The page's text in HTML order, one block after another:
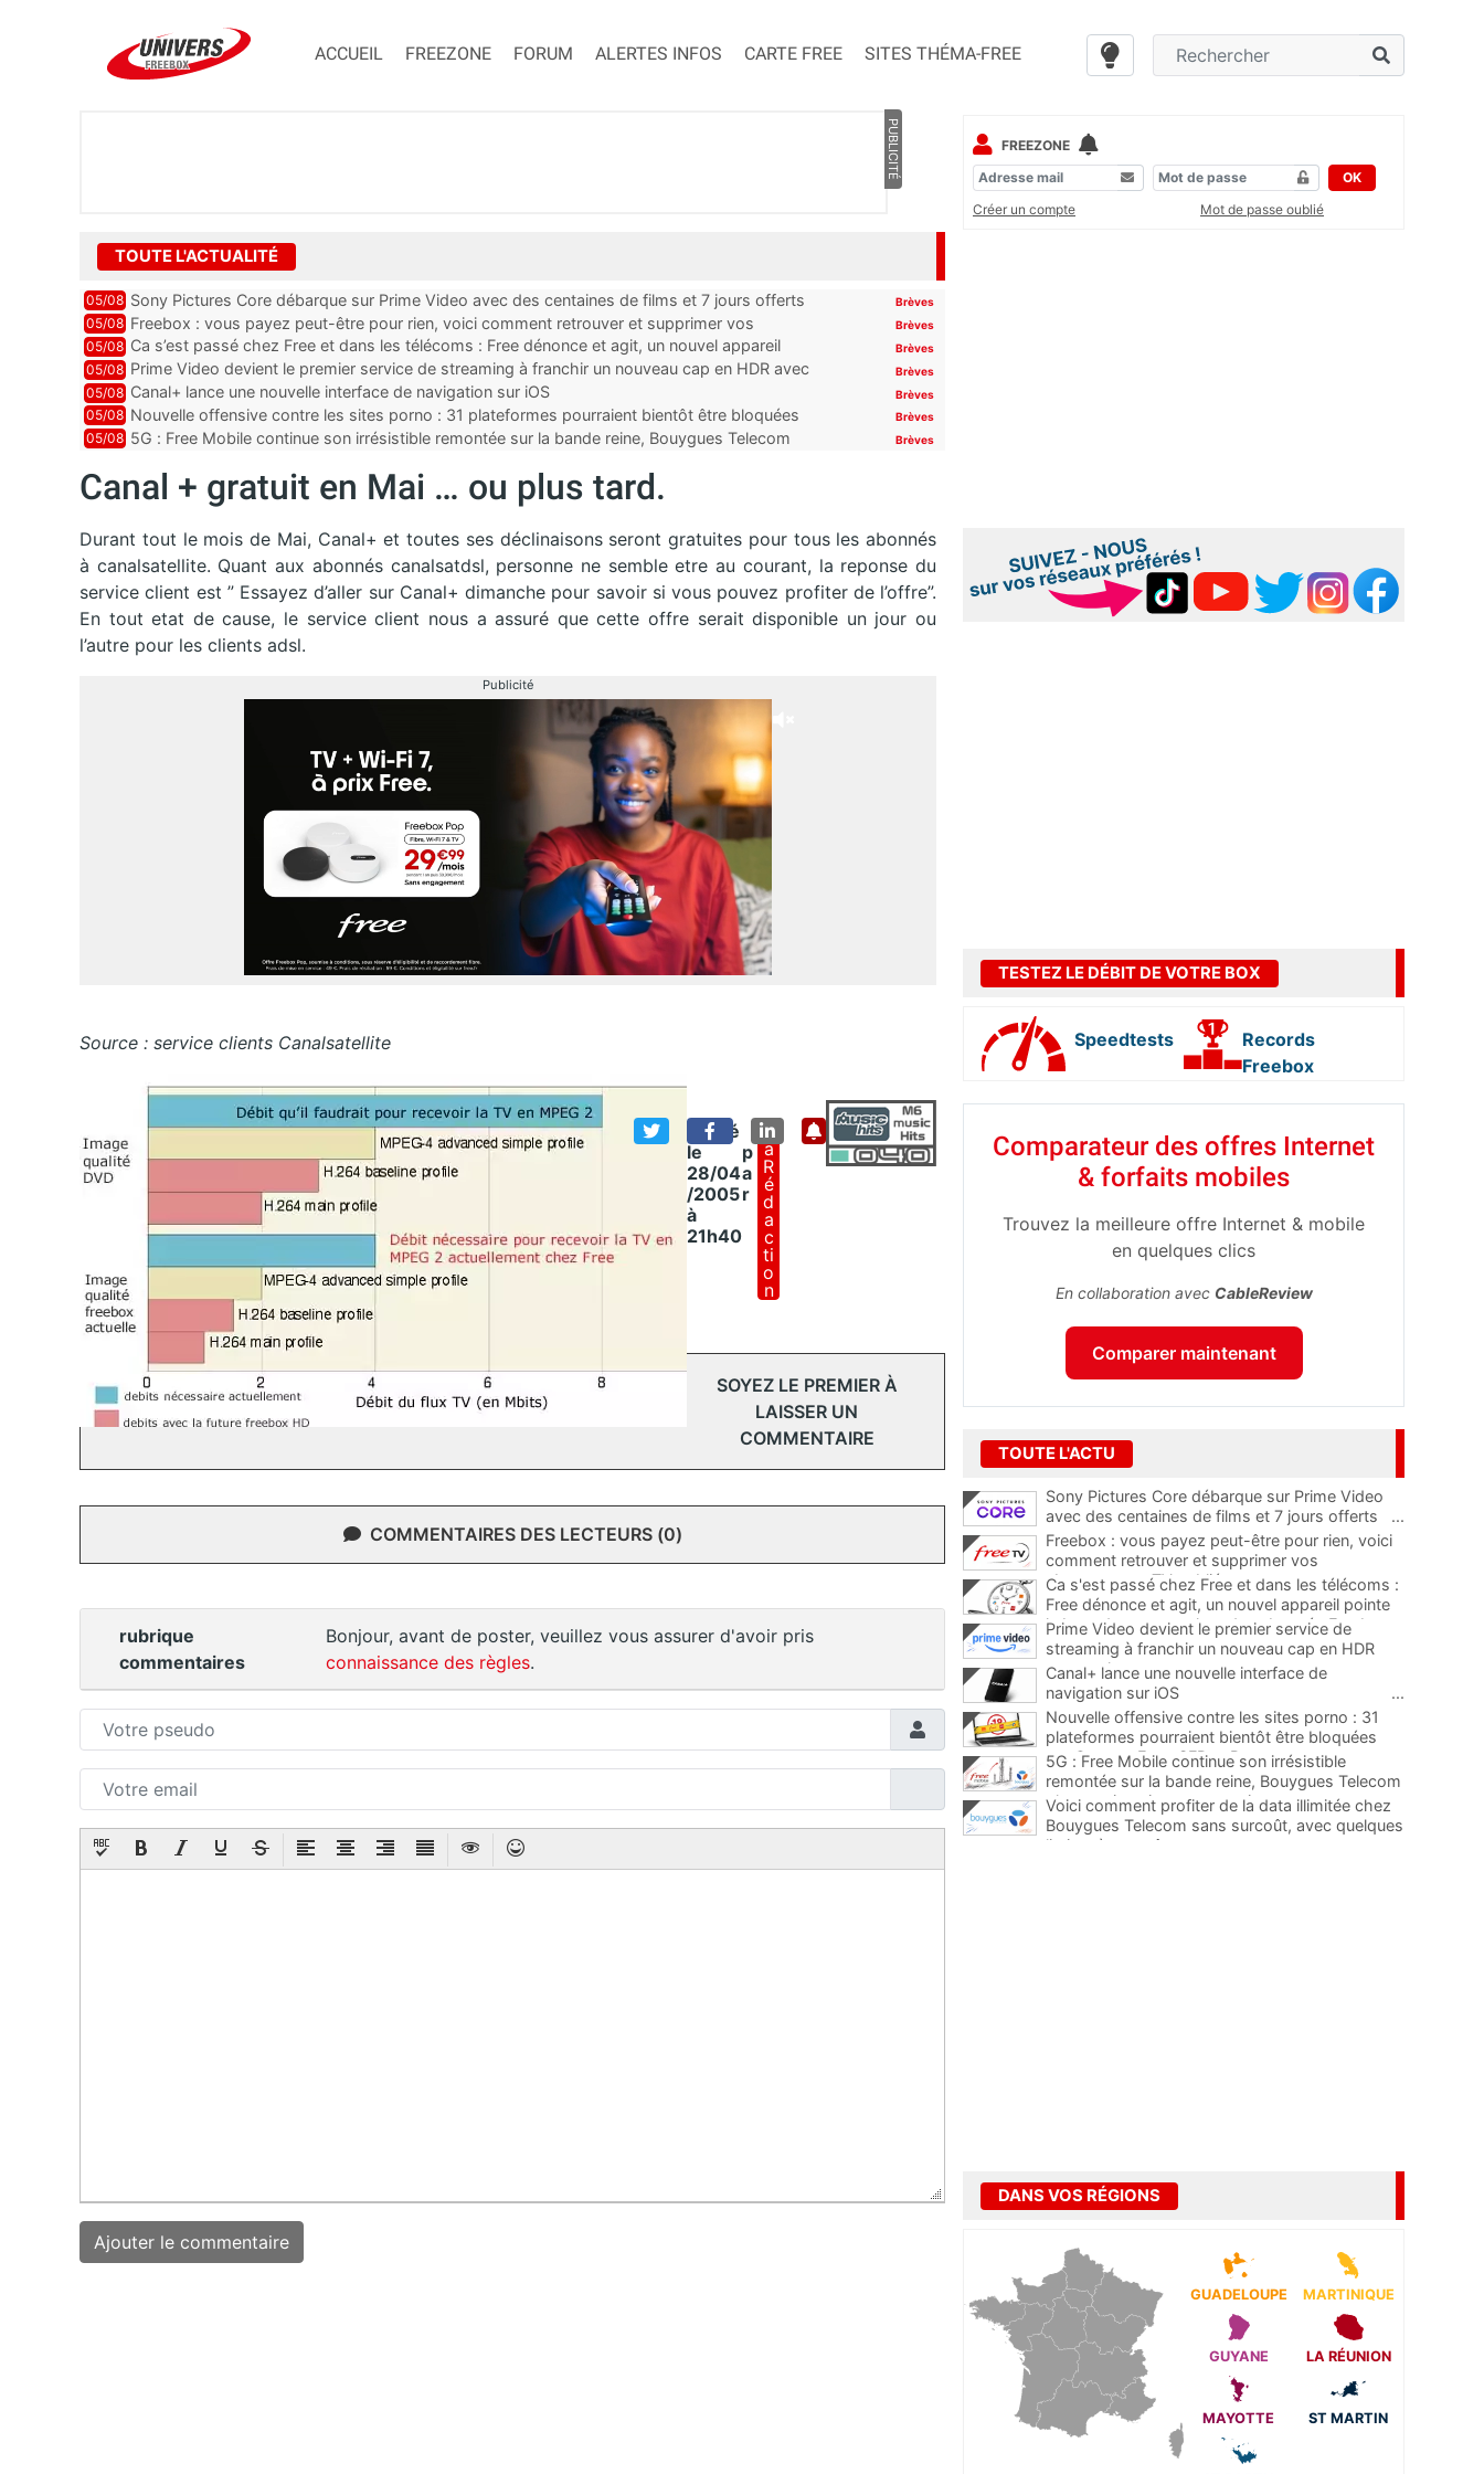
ACCUEIL FREEZONE FORUM ALERTES INFOS CARTE FREE SITES THÉMA-FREE
PUBLICITÉ
TOUTE L'ACTUALITÉ
05/08 Sony Pictures Core débarque sur Prime Video avec des centaines de films et 7 jours offerts Brèves
05/08 Freebox : vous payez peut-être pour rien, voici comment retrouver et supprimer vos
abonnements TV oubliés
Brèves
05/08 Ca s’est passé chez Free et dans les télécoms : Free dénonce et agit, un nouvel appareil
pointe le bout de...
Brèves
05/08 Prime Video devient le premier service de streaming à franchir un nouveau cap en HDR avec
ce lancement
Brèves
05/08 Canal+ lance une nouvelle interface de navigation sur iOS Brèves
05/08 Nouvelle offensive contre les sites porno : 31 plateformes pourraient bientôt être bloquées
par Orange, Free, SF...
Brèves
05/08 5G : Free Mobile continue son irrésistible remontée sur la bande reine, Bouygues Telecom
Brèves
Canal + gratuit en Mai … ou plus tard.
Durant tout le mois de Mai, Canal+ et toutes ses déclinaisons seront gratuites pour tous les abonnés
à canalsatellite. Quant aux abonnés canalsatdsl, personne ne semble etre au courant, la reponse du
service client est ” Essayez d’aller sur Canal+ dimanche pour savoir si vous pouvez profiter de l’offre”.
En tout etat de cause, le service client nous a assuré que cette offre serait disponible un jour ou
l’autre pour les clients adsl.
Publicité
Source : service clients Canalsatellite
Publié
le
28/04
/2005
à
21h40
p
a
r
L
A
R
É
D
A
C
Ti
O
N
SOYEZ LE PREMIER À
LAISSER UN
COMMENTAIRE
COMMENTAIRES DES LECTEURS (0)
rubrique
commentaires
Bonjour, avant de poster, veuillez vous assurer d'avoir pris
connaissance des règles.
FREEZONE
OK
Créer un compte
Mot de passe oublié
TESTEZ LE DÉBIT DE VOTRE BOX
Speedtests
Records
Freebox
Comparateur des offres Internet
& forfaits mobiles
Trouvez la meilleure offre Internet & mobile
en quelques clics
En collaboration avec CableReview
Comparer maintenant
TOUTE L'ACTU
Sony Pictures Core débarque sur Prime Video
avec des centaines de films et 7 jours offerts
...
Freebox : vous payez peut-être pour rien, voici
comment retrouver et supprimer vos
abonnements TV oubliés
...
Ca s'est passé chez Free et dans les télécoms :
Free dénonce et agit, un nouvel appareil pointe
le bout de son nez chez des abonnés Freebox...
Prime Video devient le premier service de
streaming à franchir un nouveau cap en HDR
avec ce lancement
Canal+ lance une nouvelle interface de
navigation sur iOS
...
Nouvelle offensive contre les sites porno : 31
plateformes pourraient bientôt être bloquées
par Orange, Free, SFR et Bouygues
5G : Free Mobile continue son irrésistible
remontée sur la bande reine, Bouygues Telecom
plus que jamais sous pression
Voici comment profiter de la data illimitée chez
Bouygues Telecom sans surcoût, avec quelques
limites à connaître
DANS VOS RÉGIONS
GUADELOUPE MARTINIQUE
GUYANE LA RÉUNION
MAYOTTE ST MARTIN